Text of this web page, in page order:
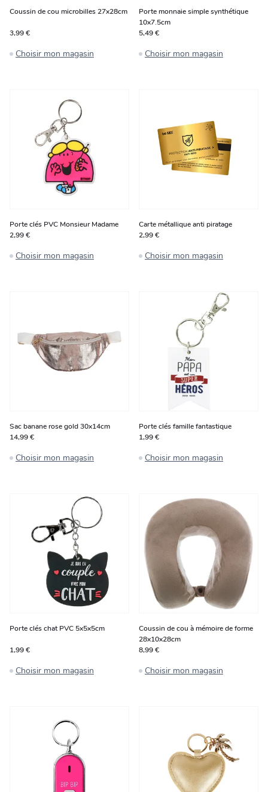
Coussin de cou microbilles 27x28cm
3,99 €
Choisir mon magasin
Porte monnaie simple synthétique
10x7.5cm
5,49 €
Choisir mon magasin
Porte clés PVC Monsieur Madame
2,99 €
Choisir mon magasin
Carte métallique anti piratage
2,99 €
Choisir mon magasin
Sac banane rose gold 30x14cm
14,99 €
Choisir mon magasin
Porte clés famille fantastique
1,99 €
Choisir mon magasin
Porte clés chat PVC 5x5x5cm
1,99 €
Choisir mon magasin
Coussin de cou à mémoire de forme
28x10x28cm
8,99 €
Choisir mon magasin